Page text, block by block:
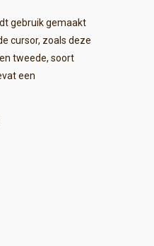
gebruik gemaakt
cursor, zoals deze
tweede, soort
een